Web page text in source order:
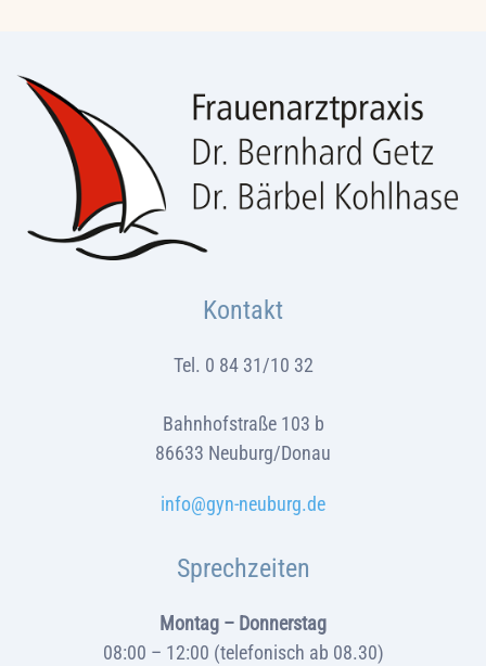
Kontakt
Tel. 0 84 31/10 32
Bahnhofstraße 103 b
86633 Neuburg/Donau
info@gyn-neuburg.de
Sprechzeiten
Montag – Donnerstag
08:00 – 12:00 (telefonisch ab 08.30)